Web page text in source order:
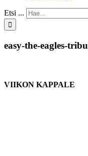
Etsi ...
easy-the-eagles-
VIIKON KAPPALE